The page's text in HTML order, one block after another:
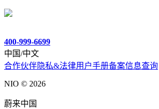
400-999-6699
中国/中文
合作伙伴隐私&法律用户手册备案信息查询
NIO © 2026
蔚来中国